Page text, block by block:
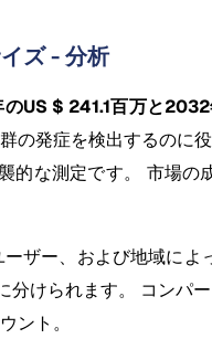
ズ - 分析
US $ 241.1百万と
の発症を検出するの
な測定です。 市場
ザー、および地域に
けられます。 コン
ント。